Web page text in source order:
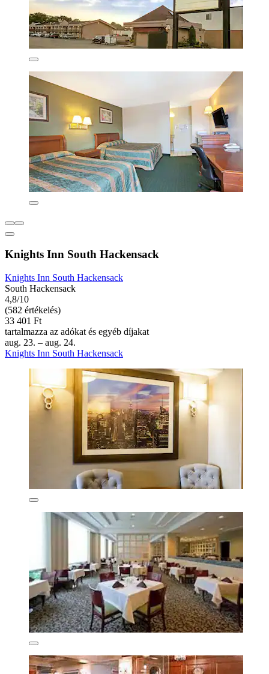
Knights Inn South Hackensack
Knights Inn South Hackensack
South Hackensack
4,8/10
(582 értékelés)
33 401 Ft
tartalmazza az adókat és egyéb díjakat
aug. 23. – aug. 24.
Knights Inn South Hackensack